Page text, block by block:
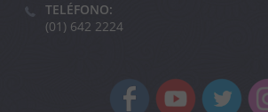
TELÉFONO:
(01) 642 2224